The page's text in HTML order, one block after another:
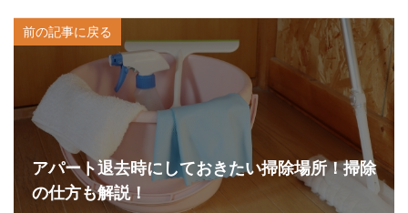
前の記事に戻る
アパート退去時にしておきたい掃除場所！掃除
の仕方も解説！